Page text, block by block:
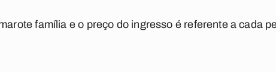
família e o preço do ingresso é referente a cada